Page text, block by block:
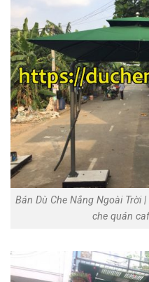
Bán Dù Che Nắng Ngoài Trời
che quán